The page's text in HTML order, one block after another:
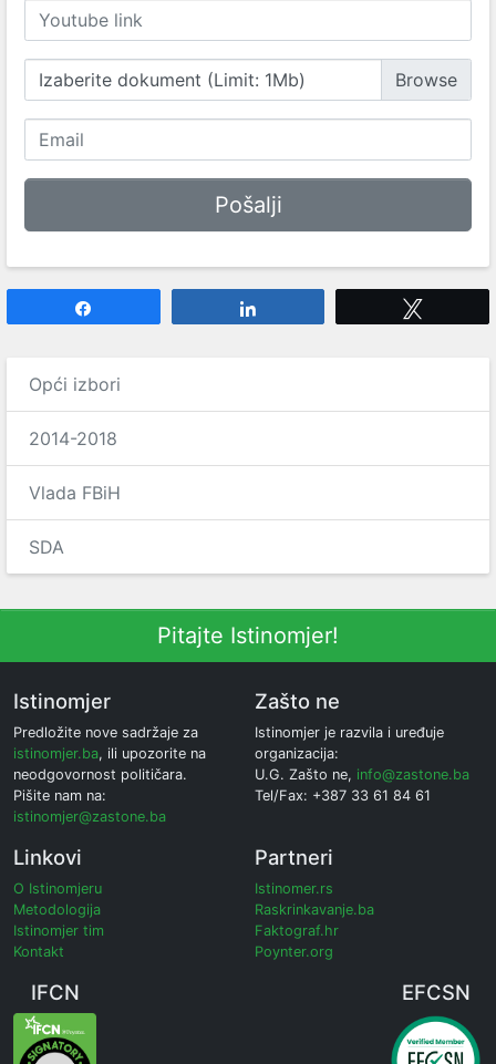
Izaberite dokument (Limit: 1Mb)
Opći izbori
2014-2018
Vlada FBiH
SDA
Pitajte Istinomjer!
Istinomjer
Predložite nove sadržaje za
istinomjer.ba, ili upozorite na
neodgovornost političara.
Pišite nam na:
istinomjer@zastone.ba
Zašto ne
Istinomjer je razvila i uređuje
organizacija:
U.G. Zašto ne, info@zastone.ba
Tel/Fax: +387 33 61 84 61
Linkovi
O Istinomjeru
Metodologija
Istinomjer tim
Kontakt
Partneri
Istinomer.rs
Raskrinkavanje.ba
Faktograf.hr
Poynter.org
IFCN EFCSN